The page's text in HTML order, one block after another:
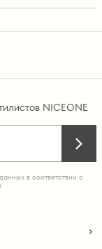
NICEONE
в соответствии с